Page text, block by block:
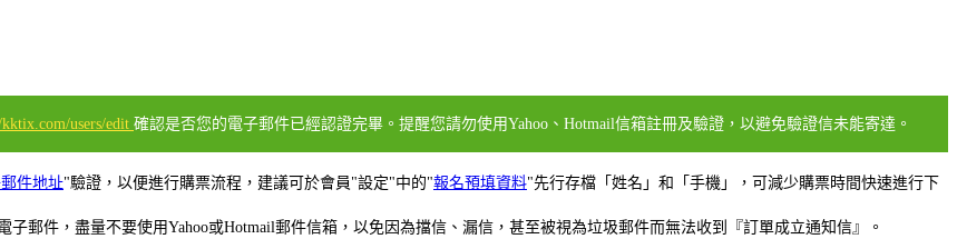
users/edit 確認是否您的電子郵件已經認證完畢。提醒您請勿使用Yahoo、Hotmail信箱註冊及驗證，以避免驗證信未能寄達。
件地址"驗證，以便進行購票流程，建議可於會員"設定"中的"報名預填資料"先行存檔「姓名」和「手機」，可減少購票時間快速進行下
郵件，盡量不要使用Yahoo或Hotmail郵件信箱，以免因為擋信、漏信，甚至被視為垃圾郵件而無法收到『訂單成立通知信』。